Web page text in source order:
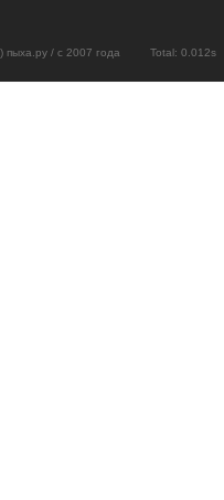
пыха.ру / с 2007 года Total: